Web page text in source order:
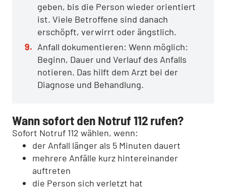
geben, bis die Person wieder orientiert
ist. Viele Betroffene sind danach
erschöpft, verwirrt oder ängstlich.
Anfall dokumentieren: Wenn möglich:
Beginn, Dauer und Verlauf des Anfalls
notieren. Das hilft dem Arzt bei der
Diagnose und Behandlung.
Wann sofort den Notruf 112 rufen?
Sofort Notruf 112 wählen, wenn:
der Anfall länger als 5 Minuten dauert
mehrere Anfälle kurz hintereinander
auftreten
die Person sich verletzt hat